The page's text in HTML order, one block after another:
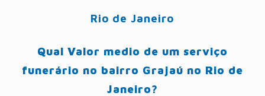
Rio de Janeiro
Qual Valor medio de um serviço
funerário no bairro Grajaú no Rio de
Janeiro?